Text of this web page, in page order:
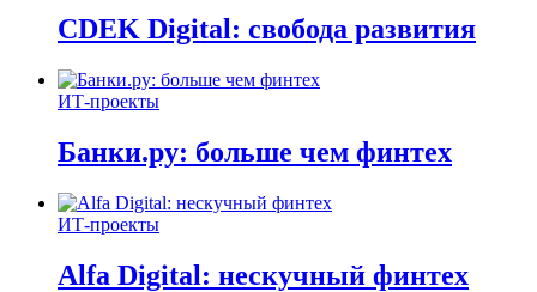
CDEK Digital: свобода развития
ИТ-проекты
Банки.ру: больше чем финтех
ИТ-проекты
Alfa Digital: нескучный финтех